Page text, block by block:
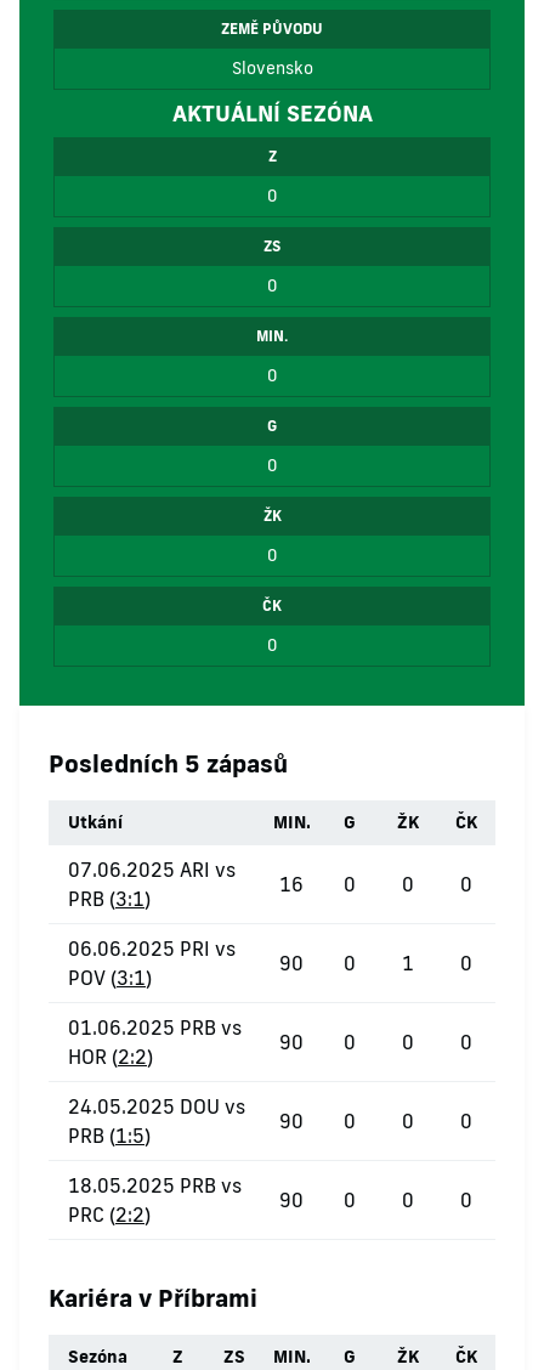
ZEMĚ PŮVODU
Slovensko
AKTUÁLNÍ SEZÓNA
Z
0
ZS
0
MIN.
0
G
0
ŽK
0
ČK
0
Posledních 5 zápasů
Utkání MIN. G ŽK ČK
07.06.2025 ARI vs
PRB (3:1)
16 0 0 0
06.06.2025 PRI vs
POV (3:1)
90 0 1 0
01.06.2025 PRB vs
HOR (2:2)
90 0 0 0
24.05.2025 DOU vs
PRB (1:5)
90 0 0 0
18.05.2025 PRB vs
PRC (2:2)
90 0 0 0
Kariéra v Příbrami
Sezóna Z ZS MIN. G ŽK ČK